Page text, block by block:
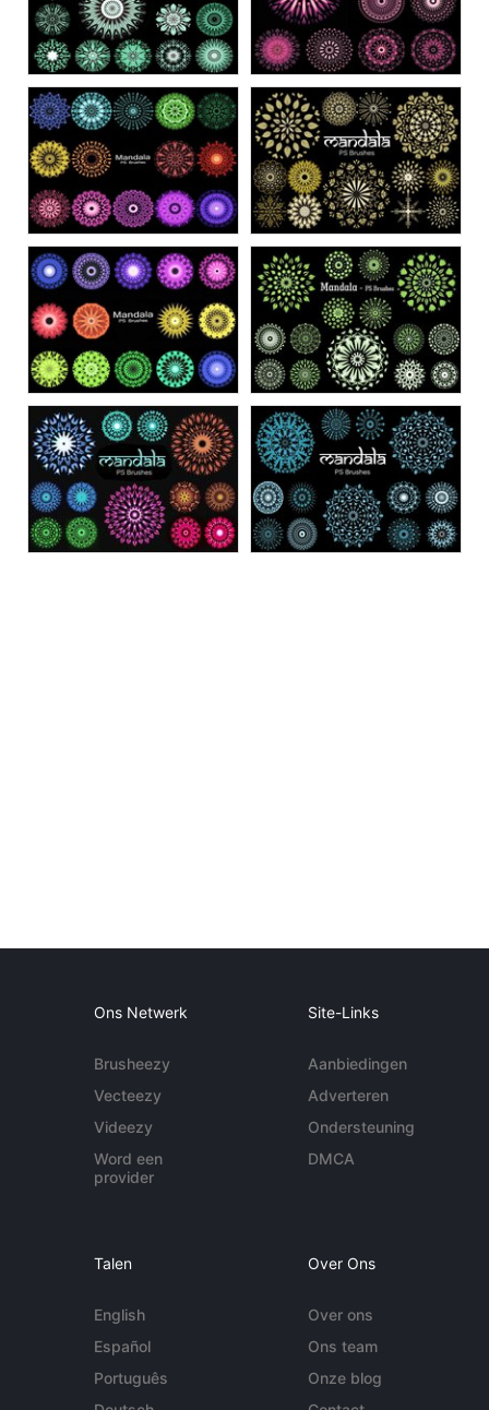
Ons Netwerk
Brusheezy
Vecteezy
Videezy
Word een
provider
Site-Links
Aanbiedingen
Adverteren
Ondersteuning
DMCA
Talen
English
Español
Português
Over Ons
Over ons
Ons team
Onze blog